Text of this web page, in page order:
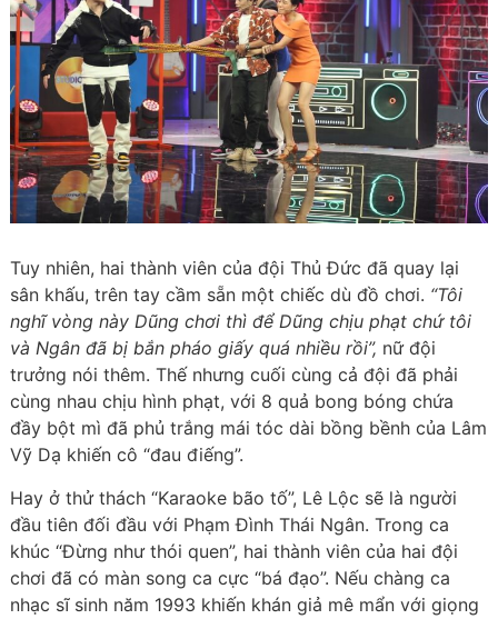
Tuy nhiên, hai thành viên của đội Thủ Đức đã quay lại
sân khấu, trên tay cầm sẵn một chiếc dù đồ chơi. “Tôi
nghĩ vòng này Dũng chơi thì để Dũng chịu phạt chứ tôi
và Ngân đã bị bắn pháo giấy quá nhiều rồi”, nữ đội
trưởng nói thêm. Thế nhưng cuối cùng cả đội đã phải
cùng nhau chịu hình phạt, với 8 quả bong bóng chứa
đầy bột mì đã phủ trắng mái tóc dài bồng bềnh của Lâm
Vỹ Dạ khiến cô “đau điếng”.
Hay ở thử thách “Karaoke bão tố”, Lê Lộc sẽ là người
đầu tiên đối đầu với Phạm Đình Thái Ngân. Trong ca
khúc “Đừng như thói quen”, hai thành viên của hai đội
chơi đã có màn song ca cực “bá đạo”. Nếu chàng ca
nhạc sĩ sinh năm 1993 khiến khán giả mê mẩn với giọng